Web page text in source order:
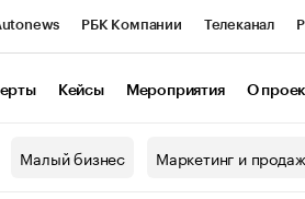
РБК Компании Телеканал
Кейсы Мероприятия О
Малый бизнес Маркетинг и